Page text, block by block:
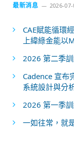
最新消息 2026-
CAE賦能循環
上緯綠金能以
2026 第二季
Cadence 宣布
系統設計與分
2026 第一季
一如往常，就